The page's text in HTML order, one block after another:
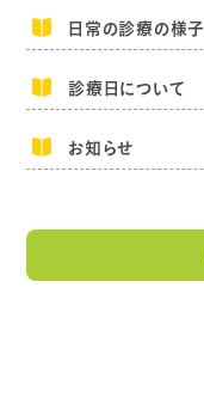
日常の診療の様子
診療日について
お知らせ